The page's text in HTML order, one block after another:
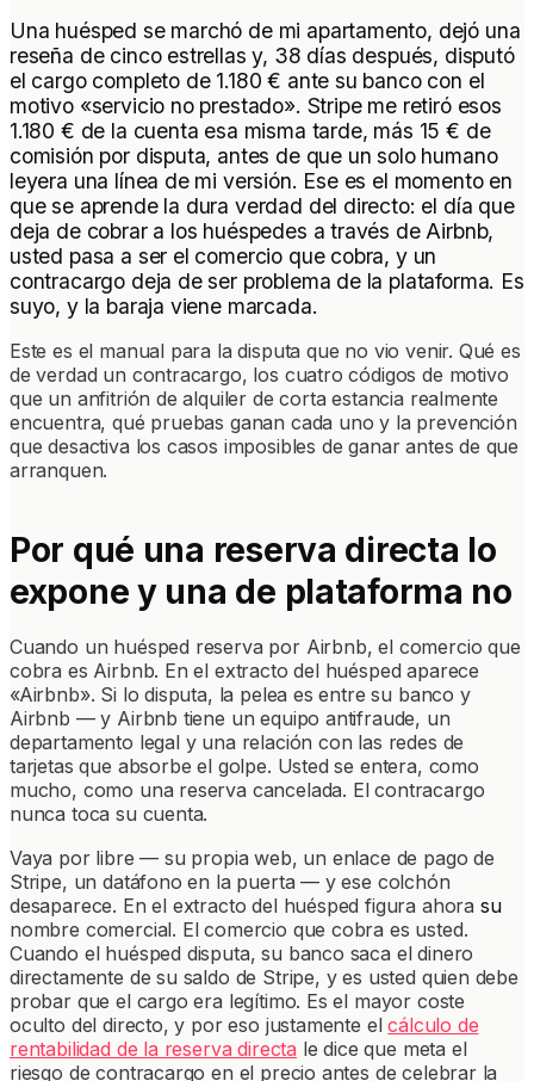
Una huésped se marchó de mi apartamento, dejó una
reseña de cinco estrellas y, 38 días después, disputó
el cargo completo de 1.180 € ante su banco con el
motivo «servicio no prestado». Stripe me retiró esos
1.180 € de la cuenta esa misma tarde, más 15 € de
comisión por disputa, antes de que un solo humano
leyera una línea de mi versión. Ese es el momento en
que se aprende la dura verdad del directo: el día que
deja de cobrar a los huéspedes a través de Airbnb,
usted pasa a ser el comercio que cobra, y un
contracargo deja de ser problema de la plataforma. Es
suyo, y la baraja viene marcada.
Este es el manual para la disputa que no vio venir. Qué es
de verdad un contracargo, los cuatro códigos de motivo
que un anfitrión de alquiler de corta estancia realmente
encuentra, qué pruebas ganan cada uno y la prevención
que desactiva los casos imposibles de ganar antes de que
arranquen.
Por qué una reserva directa lo
expone y una de plataforma no
Cuando un huésped reserva por Airbnb, el comercio que
cobra es Airbnb. En el extracto del huésped aparece
«Airbnb». Si lo disputa, la pelea es entre su banco y
Airbnb — y Airbnb tiene un equipo antifraude, un
departamento legal y una relación con las redes de
tarjetas que absorbe el golpe. Usted se entera, como
mucho, como una reserva cancelada. El contracargo
nunca toca su cuenta.
Vaya por libre — su propia web, un enlace de pago de
Stripe, un datáfono en la puerta — y ese colchón
desaparece. En el extracto del huésped figura ahora su
nombre comercial. El comercio que cobra es usted.
Cuando el huésped disputa, su banco saca el dinero
directamente de su saldo de Stripe, y es usted quien debe
probar que el cargo era legítimo. Es el mayor coste
oculto del directo, y por eso justamente elcálculo de
rentabilidad de la reserva directa le dice que meta el
riesgo de contracargo en el precio antes de celebrar la